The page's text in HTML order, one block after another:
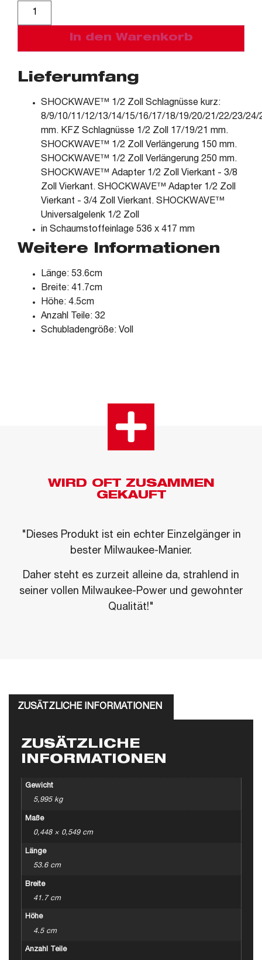
In den Warenkorb
Lieferumfang
SHOCKWAVE™ 1/2 Zoll Schlagnüsse kurz:
8/9/10/11/12/13/14/15/16/17/18/19/20/21/22/23/
mm. KFZ Schlagnüsse 1/2 Zoll 17/19/21 mm.
SHOCKWAVE™ 1/2 Zoll Verlängerung 150 mm.
SHOCKWAVE™ 1/2 Zoll Verlängerung 250 mm.
SHOCKWAVE™ Adapter 1/2 Zoll Vierkant - 3/8
Zoll Vierkant. SHOCKWAVE™ Adapter 1/2 Zoll
Vierkant - 3/4 Zoll Vierkant. SHOCKWAVE™
Universalgelenk 1/2 Zoll
in Schaumstoffeinlage 536 x 417 mm
Weitere Informationen
Länge: 53.6cm
Breite: 41.7cm
Höhe: 4.5cm
Anzahl Teile: 32
Schubladengröße: Voll
WIRD OFT ZUSAMMEN
GEKAUFT
"Dieses Produkt ist ein echter Einzelgänger in
bester Milwaukee-Manier.
Daher steht es zurzeit alleine da, strahlend in
seiner vollen Milwaukee-Power und gewohnter
Qualität!"
ZUSÄTZLICHE INFORMATIONEN
ZUSÄTZLICHE
INFORMATIONEN
Gewicht
5,995 kg
Maße
0,448 × 0,549 cm
Länge
53.6 cm
Breite
41.7 cm
Höhe
4.5 cm
Anzahl Teile